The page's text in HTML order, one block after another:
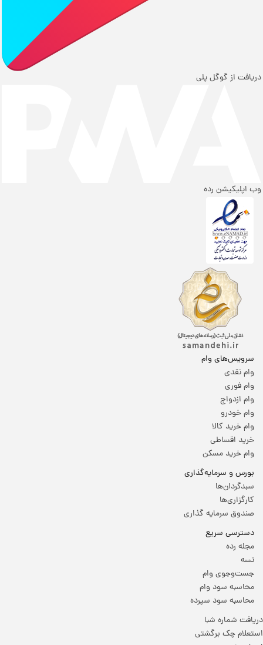
دریافت از گوگل پلی
وب اپلیکیشن رده
سرویس‌های وام
وام نقدی
وام فوری
وام ازدواج
وام خودرو
وام خرید کالا
خرید اقساطی
وام خرید مسکن
بورس و سرمایه‌گذاری
سبدگردان‌ها
کارگزاری‌ها
صندوق سرمایه گذاری
دسترسی سریع
مجله رده
تسه
جست‌وجوی وام
محاسبه سود وام
محاسبه سود سپرده
دریافت شماره شبا
استعلام چک برگشتی